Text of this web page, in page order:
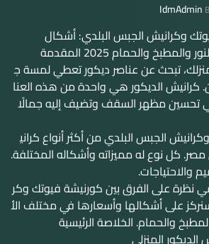
IdmAdmin
وكرانيش الجبس البلدي: أشكال
وأسعار المتر في بيت النور والمطبخ والحمام 2025 المقدمة
تبحث عن عناصر ديكور تعطي لمسة ج
كرانيش الديكور هي واحدة من هذه العنا
تحسين مظهر السقف وتضيف إليه جمالًا
الجبس البلدي من أكثر أنواع كراني
كل نوع له مميزاته وأشكاله المختلفة.
والاحتياجات.
نظرة على الفرق بين كورنيشة فيوتك وكر
على أشكالها وأسعارها في مختلف الأ
والحمام. الخلاصة الرئيسية
المنزلي